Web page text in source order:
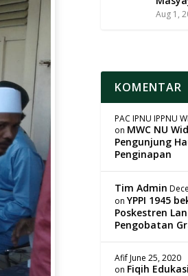
Aug 1,
KOMENTAR
PAC IPNU IPPNU
on MWC NU
Pengunjung
Penginapan
Tim Admin
onYPPI 1945
Poskestren
Pengobatan
AfifJune 25, 2020
on Fiqih Edukasi